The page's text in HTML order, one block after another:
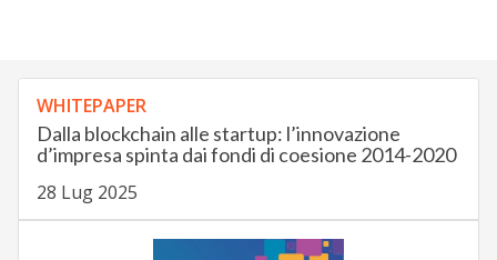
WHITEPAPER
Dalla blockchain alle startup: l’innovazione
d’impresa spinta dai fondi di coesione 2014-2020
28 Lug 2025